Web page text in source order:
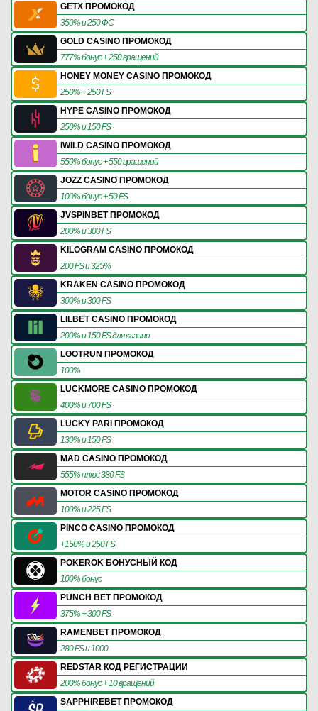
GETX ПРОМОКОД
350% и 250 ФС
GOLD CASINO ПРОМОКОД
777% бонус + 250 вращений
HONEY MONEY CASINO ПРОМОКОД
250% + 250 FS
HYPE CASINO ПРОМОКОД
250% и 150 FS
IWILD CASINO ПРОМОКОД
550% бонус + 550 вращений
JOZZ CASINO ПРОМОКОД
100% бонус + 50 FS
JVSPINBET ПРОМОКОД
200% и 300 FS
KILOGRAM CASINO ПРОМОКОД
200 FS и 325%
KRAKEN CASINO ПРОМОКОД
300% и 300 FS
LILBET CASINO ПРОМОКОД
200% и 150 FS для казино
LOOTRUN ПРОМОКОД
100%
LUCKMORE CASINO ПРОМОКОД
400% и 700 FS
LUCKY PARI ПРОМОКОД
130% и 150 FS
MAD CASINO ПРОМОКОД
555% плюс 380 FS
MOTOR CASINO ПРОМОКОД
100% и 225 FS
PINCO CASINO ПРОМОКОД
+150% и 250 FS
POKEROK БОНУСНЫЙ КОД
100% бонус
PUNCH BET ПРОМОКОД
375% + 300 FS
RAMENBET ПРОМОКОД
280 FS и 1000
REDSTAR КОД РЕГИСТРАЦИИ
200% бонус + 10 вращений
SAPPHIREBET ПРОМОКОД